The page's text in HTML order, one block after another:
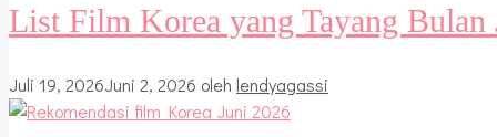
List Film Korea yang Tayang Bulan
Juli 19, 2026Juni 2, 2026 oleh lendyagassi